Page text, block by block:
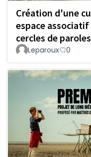
Création d'une
espace
cercles de
Leparoux 0